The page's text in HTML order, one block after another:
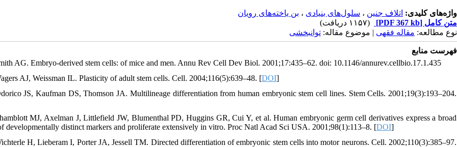
واژه‌های کلیدی: اتلاف جنین ، سلول‌های بنیادی ، بن یاخته‌های رویان
متن کامل [PDF 367 kb]
(۱۱۵۷ دریافت)
نوع مطالعه: مقاله فقهی | موضوع مقاله: توانبخشی
فهرست منابع
AG. Embryo-derived stem cells: of mice and men. Annu Rev Cell Dev Biol. 2001;17:435–62. doi: 10.1146/annurev.cellbio.17.1.435
AJ, Weissman IL. Plasticity of adult stem cells. Cell. 2004;116(5):639–48. [DOI]
JS, Kaufman DS, Thomson JA. Multilineage differentiation from human embryonic stem cell lines. Stem Cells. 2001;19(3):193–204.
MJ, Axelman J, Littlefield JW, Blumenthal PD, Huggins GR, Cui Y, et al. Human embryonic germ cell derivatives express a broad
developmentally distinct markers and proliferate extensively in vitro. Proc Natl Acad Sci USA. 2001;98(1):113–8. [DOI]
H, Lieberam I, Porter JA, Jessell TM. Directed differentiation of embryonic stem cells into motor neurons. Cell. 2002;110(3):385–97.